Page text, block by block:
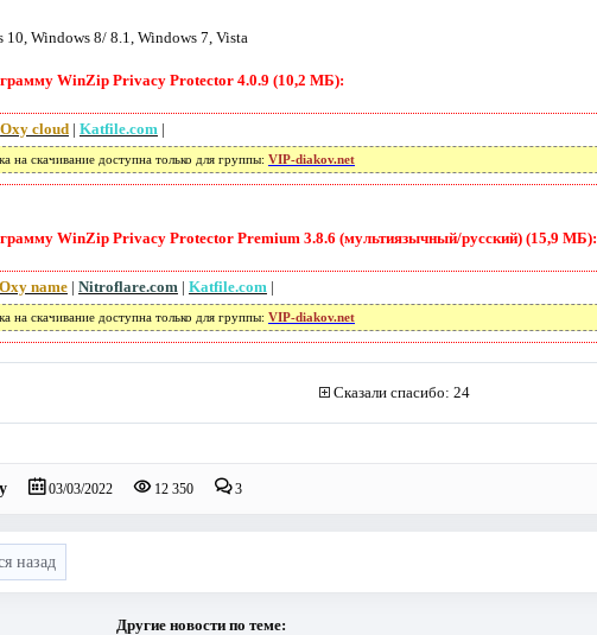
10, Windows 8/ 8.1, Windows 7, Vista
WinZip Privacy Protector 4.0.9 (10,2 МБ):
Oxy cloud| Katfile.com |
на скачивание доступна только для группы: VIP-diakov.net
WinZip Privacy Protector Premium 3.8.6 (мультиязычный/русский) (15,9 МБ):
Oxy name| Nitroflare.com | Katfile.com |
на скачивание доступна только для группы: VIP-diakov.net
Сказали спасибо: 24
03/03/2022 12 350 3
назад
Другие новости по теме: